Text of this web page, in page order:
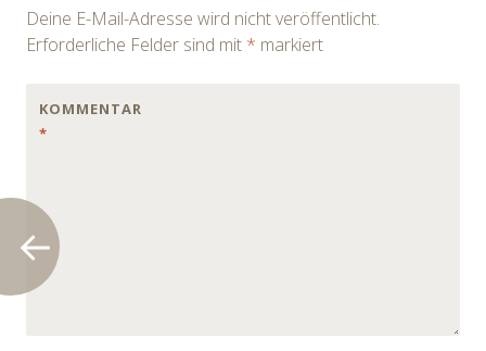
Deine E-Mail-Adresse wird nicht veröffentlicht.
Erforderliche Felder sind mit * markiert
KOMMENTAR
*